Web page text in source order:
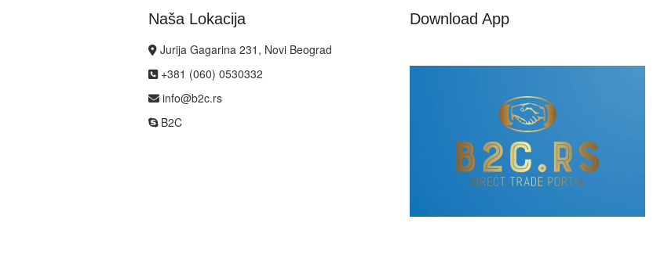
Naša Lokacija
Jurija Gagarina 231, Novi Beograd
+381 (060) 0530332
info@b2c.rs
B2C
Download App